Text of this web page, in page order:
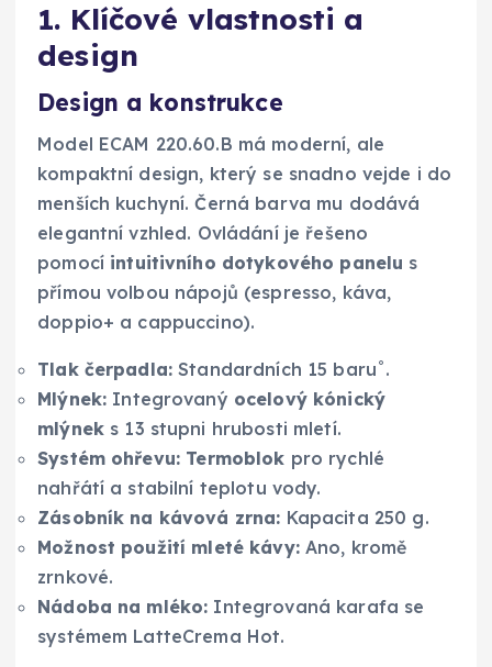
1. Klíčové vlastnosti a
design
Design a konstrukce
Model ECAM 220.60.B má moderní, ale
kompaktní design, který se snadno vejde i do
menších kuchyní. Černá barva mu dodává
elegantní vzhled. Ovládání je řešeno
pomocí intuitivního dotykového panelu s
přímou volbou nápojů (espresso, káva,
doppio+ a cappuccino).
Tlak čerpadla: Standardních 15 baru˚.
Mlýnek: Integrovaný ocelový kónický
mlýneks 13 stupni hrubosti mletí.
Systém ohřevu: Termoblok pro rychlé
nahřátí a stabilní teplotu vody.
Zásobník na kávová zrna: Kapacita 250 g.
Možnost použití mleté kávy:Ano, kromě
zrnkové.
Nádoba na mléko: Integrovaná karafa se
systémem LatteCrema Hot.